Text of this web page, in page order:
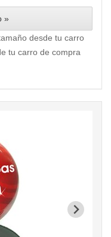
»
desde tu carro
tu carro de compra